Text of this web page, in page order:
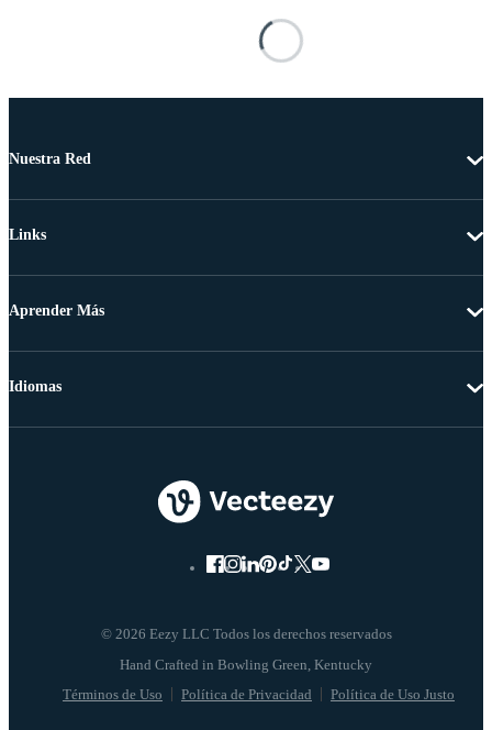
Nuestra Red
Links
Aprender Más
© 2026 Eezy LLC Todos los derechos reservados
Términos de Uso Política de Privacidad Política de Uso Justo
Idiomas